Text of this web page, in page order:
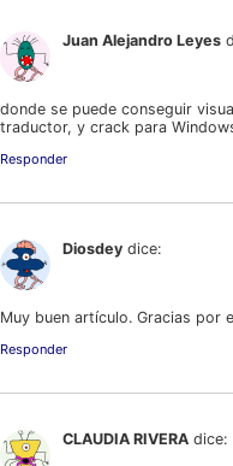
Juan Alejandro Leyes
donde se puede conseguir
traductor, y crack para
Responder
Diosdey dice:
Muy buen artículo. Gracias por
Responder
CLAUDIA RIVERA dice: